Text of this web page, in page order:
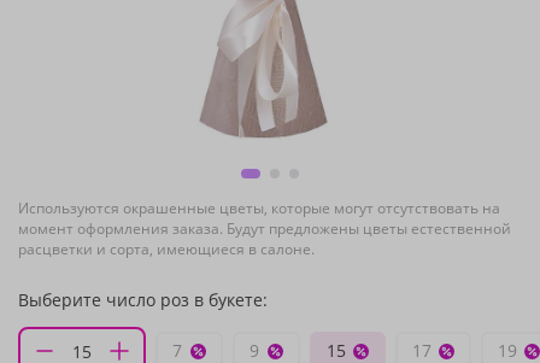
Используются окрашенные цветы, которые могут отсутствовать на
момент оформления заказа. Будут предложены цветы естественной
расцветки и сорта, имеющиеся в салоне.
Выберите число роз в букете:
7 9 15 17 19